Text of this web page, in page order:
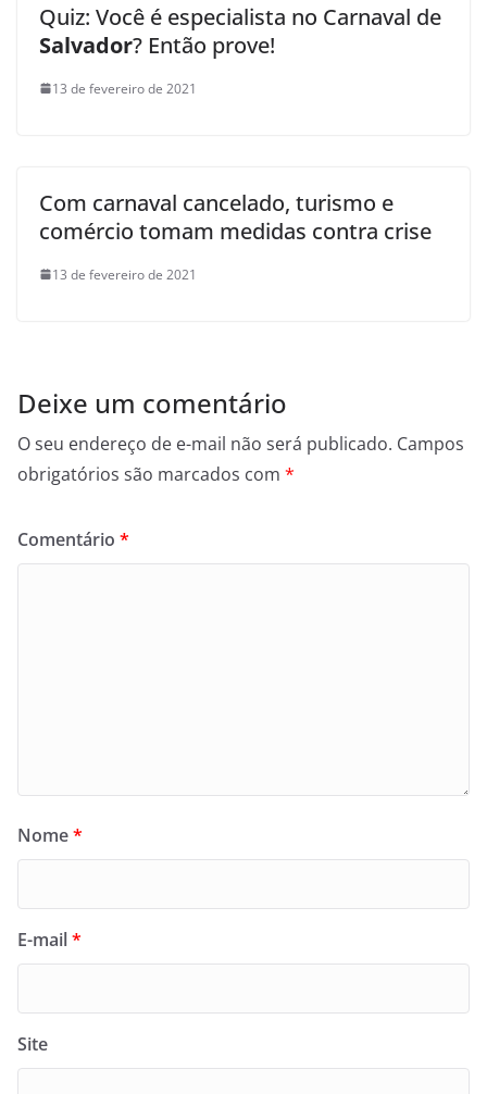
Quiz: Você é especialista no Carnaval de
Salvador? Então prove!
13 de fevereiro de 2021
Com carnaval cancelado, turismo e
comércio tomam medidas contra crise
13 de fevereiro de 2021
Deixe um comentário
O seu endereço de e-mail não será publicado. Campos
obrigatórios são marcados com *
Comentário *
Nome*
E-mail*
Site